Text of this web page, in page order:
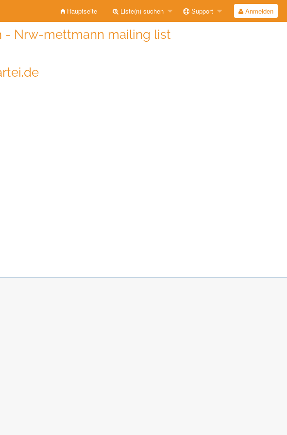
Hauptseite Liste(n) suchen Support Anmelden
- Nrw-mettmann mailing list